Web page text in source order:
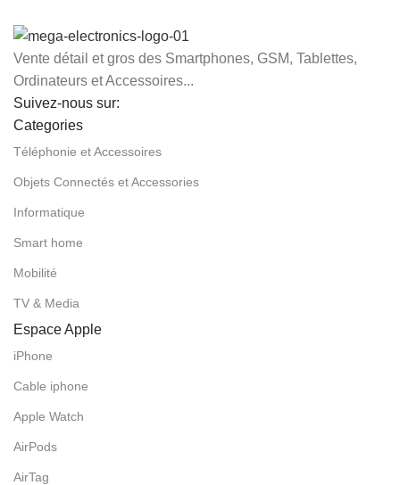
Vente détail et gros des Smartphones, GSM, Tablettes,
Ordinateurs et Accessoires...
Suivez-nous sur:
Categories
Téléphonie et Accessoires
Objets Connectés et Accessories
Informatique
Smart home
Mobilité
TV & Media
Espace Apple
iPhone
Cable iphone
Apple Watch
AirPods
AirTag